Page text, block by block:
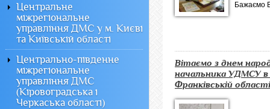
Бажаємо
Вітаємо з днем
начальника УДМСУ в
Франківській
Центральне
міжрегіональне
управління ДМС у м. Києві
та Київській області
Центрально-південне
міжрегіональне
управління ДМС
(Кіровоградська і
Черкаська області)